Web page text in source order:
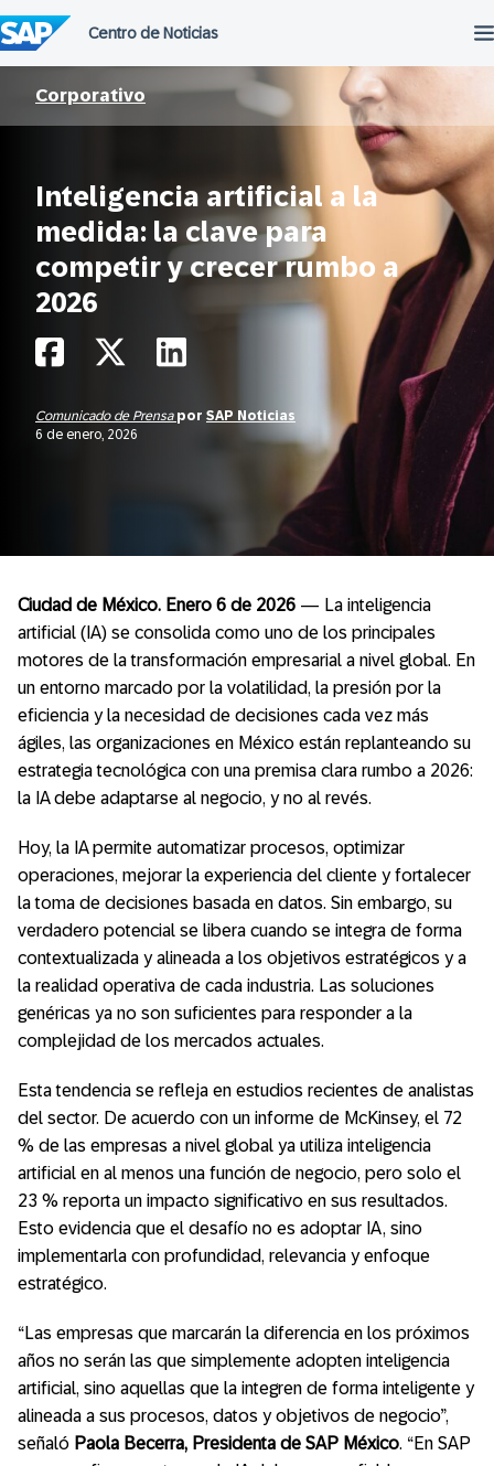
al
contenido
Corporativo
Inteligencia artificial a la
medida: la clave para
competir y crecer rumbo a
2026
Comunicado de Prensa por SAP Noticias
6 de enero, 2026
Ciudad de México. Enero 6 de 2026 — La inteligencia
artificial (IA) se consolida como uno de los principales
motores de la transformación empresarial a nivel global. En
un entorno marcado por la volatilidad, la presión por la
eficiencia y la necesidad de decisiones cada vez más
ágiles, las organizaciones en México están replanteando su
estrategia tecnológica con una premisa clara rumbo a 2026:
la IA debe adaptarse al negocio, y no al revés.
Hoy, la IA permite automatizar procesos, optimizar
operaciones, mejorar la experiencia del cliente y fortalecer
la toma de decisiones basada en datos. Sin embargo, su
verdadero potencial se libera cuando se integra de forma
contextualizada y alineada a los objetivos estratégicos y a
la realidad operativa de cada industria. Las soluciones
genéricas ya no son suficientes para responder a la
complejidad de los mercados actuales.
Esta tendencia se refleja en estudios recientes de analistas
del sector. De acuerdo con un informe de McKinsey, el 72
% de las empresas a nivel global ya utiliza inteligencia
artificial en al menos una función de negocio, pero solo el
23 % reporta un impacto significativo en sus resultados.
Esto evidencia que el desafío no es adoptar IA, sino
implementarla con profundidad, relevancia y enfoque
estratégico.
“Las empresas que marcarán la diferencia en los próximos
años no serán las que simplemente adopten inteligencia
artificial, sino aquellas que la integren de forma inteligente y
alineada a sus procesos, datos y objetivos de negocio”,
señaló Paola Becerra, Presidenta de SAP México. “En SAP